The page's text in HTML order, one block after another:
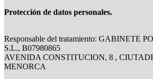
Protección de datos personales.
Responsable del tratamiento: GABINETE
S.L., B07980865
AVENIDA CONSTITUCION, 8 ,
MENORCA